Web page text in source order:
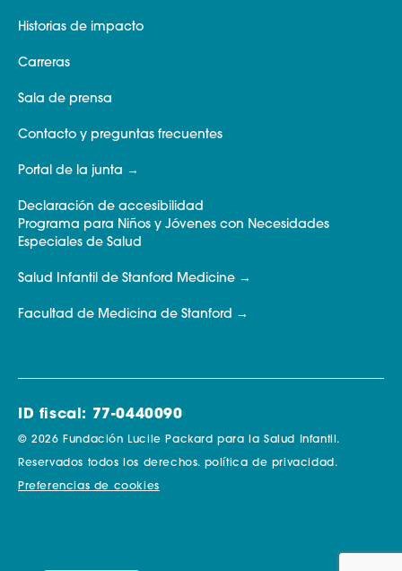
Historias de impacto
Carreras
Sala de prensa
Contacto y preguntas frecuentes
Portal de la junta
Declaración de accesibilidad
Programa para Niños y Jóvenes con Necesidades
Especiales de Salud
Salud Infantil de Stanford Medicine
Facultad de Medicina de Stanford
ID fiscal: 77-0440090
© 2026 Fundación Lucile Packard para la Salud Infantil.
Reservados todos los derechos. política de privacidad.
Preferencias de cookies